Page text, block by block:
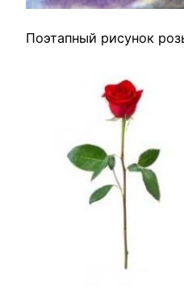
Поэтапный рисунок